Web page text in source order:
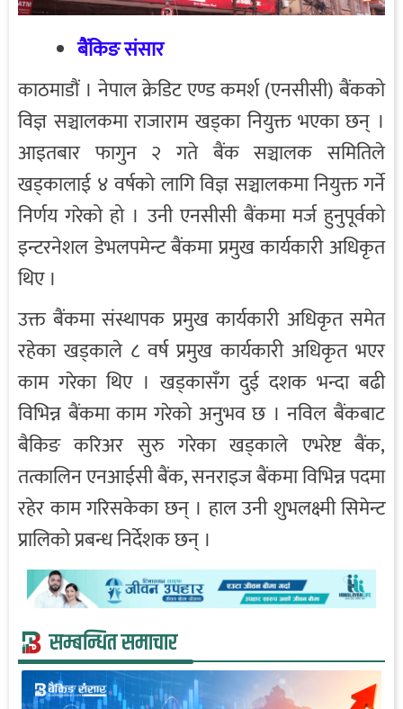
बैंकिङ संसार
काठमाडौं । नेपाल क्रेडिट एण्ड कमर्श (एनसीसी) बैंकको
विज्ञ सञ्चालकमा राजाराम खड्का नियुक्त भएका छन् ।
आइतबार फागुन २ गते बैंक सञ्चालक समितिले
खड्कालाई ४ वर्षको लागि विज्ञ सञ्चालकमा नियुक्त गर्ने
निर्णय गरेको हो । उनी एनसीसी बैंकमा मर्ज हुनुपूर्वको
इन्टरनेशल डेभलपमेन्ट बैंकमा प्रमुख कार्यकारी अधिकृत
थिए ।
उक्त बैंकमा संस्थापक प्रमुख कार्यकारी अधिकृत समेत
रहेका खड्काले ८ वर्ष प्रमुख कार्यकारी अधिकृत भएर
काम गरेका थिए । खड्कासँग दुई दशक भन्दा बढी
विभिन्न बैंकमा काम गरेको अनुभव छ । नविल बैंकबाट
बैकिङ करिअर सुरु गरेका खड्काले एभरेष्ट बैंक,
तत्कालिन एनआईसी बैंक, सनराइज बैंकमा विभिन्न पदमा
रहेर काम गरिसकेका छन् । हाल उनी शुभलक्ष्मी सिमेन्ट
प्रालिको प्रबन्ध निर्देशक छन् ।
सम्बन्धित समाचार